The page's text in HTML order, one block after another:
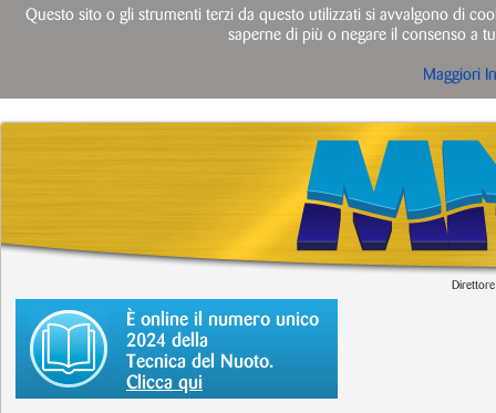
È online il numero unico
2024 della
Tecnica del Nuoto.
Clicca qui
Questo sito o gli strumenti terzi da questo utilizzati si avvalgono di
saperne di più o negare il consenso a
Maggiori